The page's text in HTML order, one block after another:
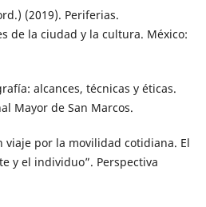
(2019). Periferias.
de la ciudad y la cultura. México:
alcances, técnicas y éticas.
Mayor de San Marcos.
viaje por la movilidad cotidiana. El
y el individuo”. Perspectiva